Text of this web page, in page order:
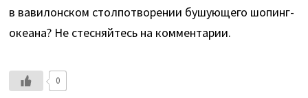
в вавилонском столпотворении бушующего шопинг-
океана? Не стесняйтесь на комментарии.
0